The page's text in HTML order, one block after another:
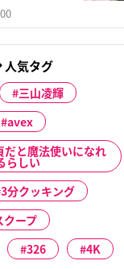
人気タグ
三山凌輝
avex
だと魔法使いになれ
らしい
3分クッキング
ープ
326
4K